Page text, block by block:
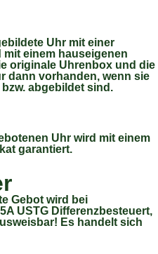
Uhr mit einer
einem hauseigenen
originale Uhrenbox und die
dann vorhanden, wenn sie
abgebildet sind.
Uhr wird mit einem
garantiert.
Gebot wird bei
USTG Differenzbesteuert,
Es handelt sich